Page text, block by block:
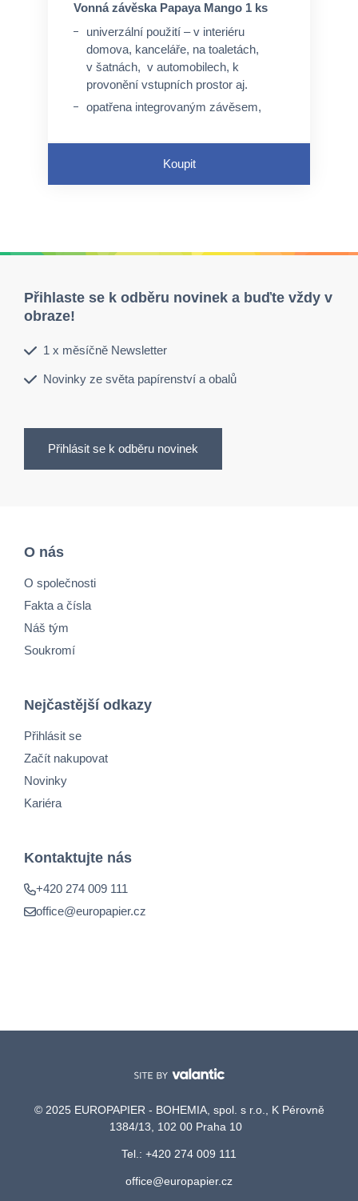
Vonná závěska Papaya Mango 1 ks
univerzální použití – v interiéru
domova, kanceláře, na toaletách,
v šatnách, v automobilech, k
provonění vstupních prostor aj.
opatřena integrovaným závěsem,
využít perforovaný otvor a pružný
neaktivuje se průtokem tekutin
Koupit
Přihlaste se k odběru novinek a buďte vždy v
obraze!
1 x měsíčně Newsletter
Novinky ze světa papírenství a obalů
Přihlásit se k odběru novinek
O nás
O společnosti
Fakta a čísla
Náš tým
Soukromí
Nejčastější odkazy
Přihlásit se
Začít nakupovat
Novinky
Kariéra
Kontaktujte nás
+420 274 009 111
office@europapier.cz
© 2025 EUROPAPIER - BOHEMIA, spol. s r.o., K Pérovně
1384/13, 102 00 Praha 10
Tel.: +420 274 009 111
office@europapier.cz